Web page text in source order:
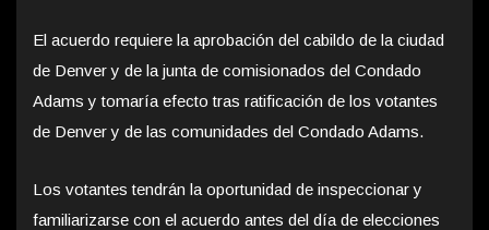
El acuerdo requiere la aprobación del cabildo de la ciudad
de Denver y de la junta de comisionados del Condado
Adams y tomaría efecto tras ratificación de los votantes
de Denver y de las comunidades del Condado Adams.
Los votantes tendrán la oportunidad de inspeccionar y
familiarizarse con el acuerdo antes del día de elecciones